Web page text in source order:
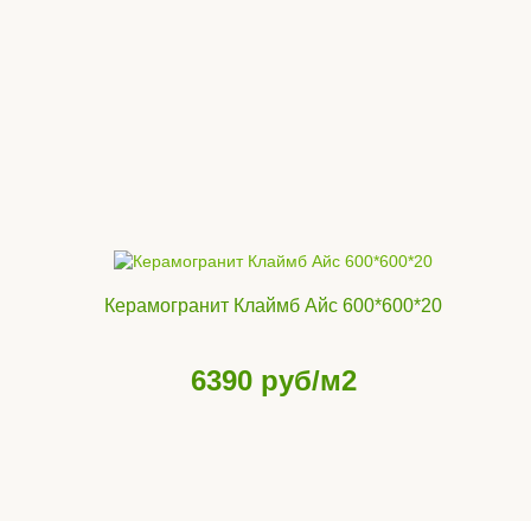
Керамогранит Клаймб Айс 600*600*20
6390 руб/м2